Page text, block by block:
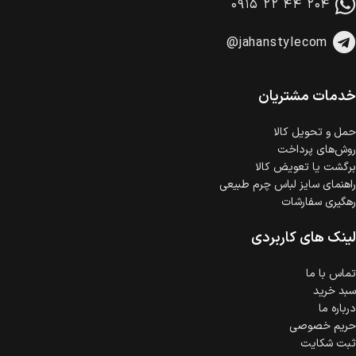
وجود دارد.
خرید اقساطی با شرایط آسان و بدون ضامن امکان‌پذیر
است.
گارانتی معتبر برای تمامی محصولات ارائه می‌شود.
۰۹۱۵ ۲۲ ۴۴ ۲۰۴
@jahanstylecom
خدمات مشتریان
حمل‌ و تحویل کالا
روش‌های پرداخت
برگشت یا تعویض کالا
راهنمای سایز لباس چرم طبیعی
رهگیری سفارشات
لینک های کاربردی
تماس با ما
سبد خرید
درباره ما
حریم خصوصی
ثبت شکایت